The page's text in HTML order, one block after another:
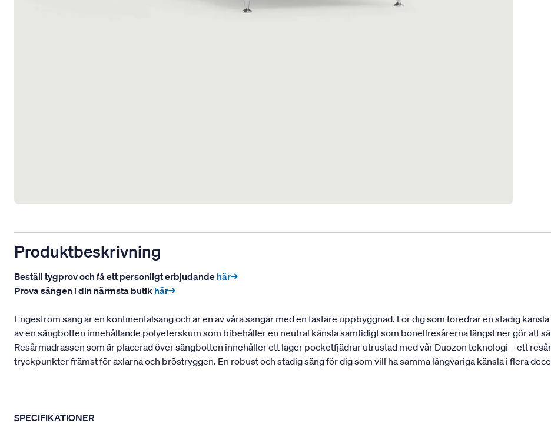
Produktbeskrivning
Beställ tygprov och få ett personligt erbjudande här→
Prova sängen i din närmsta butik här→
Engeström säng är en kontinentalsäng och är en av våra sängar med en fastare uppbyggnad. För dig som föredrar en stadig
av en sängbotten innehållande polyeterskum som bibehåller en neutral känsla samtidigt som bonellresårerna längst ner gör att
Resårmadrassen som är placerad över sängbotten innehåller ett lager pocketfjädrar utrustad med vår Duozon teknologi – ett
tryckpunkter främst för axlarna och bröstryggen. En robust och stadig säng för dig som vill ha samma långvariga känsla i flera
SPECIFIKATIONER